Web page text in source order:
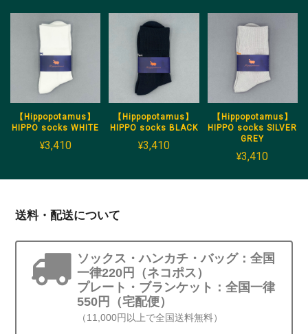
【Hippopotamus】
HIPPO socks WHITE
¥3,410
【Hippopotamus】
HIPPO socks BLACK
¥3,410
【Hippopotamus】
HIPPO socks SILVER
GREY
¥3,410
送料・配送について
ソックス・ハンカチ・バッグ：全国
一律220円（ネコポス）
プレート・ブランケット：全国一律
550円（宅配便）
（11,000円以上で全国送料無料）